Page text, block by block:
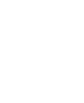
SYSTEM